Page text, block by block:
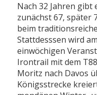
Nach 32 Jahren gibt
zunächst 67, später
beim
Stattdesssen wird
einwöchigen
Irontrail mit dem
Moritz nach Davos
Königsstrecke